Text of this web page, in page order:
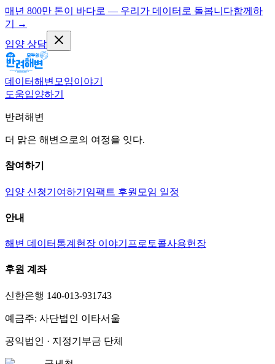
매년 800만 톤이 바다로 — 우리가 데이터로 돌봅니다함께하
기
→
입양 상담
데이터해변 모임이야기
도움입양하기
반려해변
더 맑은 해변으로의 여정을 잇다.
참여하기
입양 신청기여하기 임팩트 후원 모임 일정
안내
해변 데이터 통계 현장 이야기 프로토콜사용헌장
후원 계좌
신한은행 140-013-931743
예금주: 사단법인 이타서울
공익법인 · 지정기부금 단체